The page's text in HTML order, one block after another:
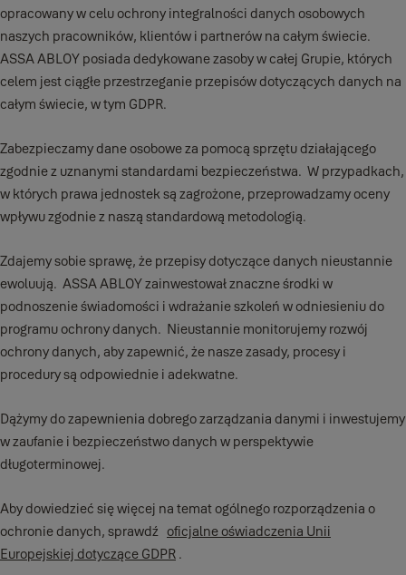
opracowany w celu ochrony integralności danych osobowych
naszych pracowników, klientów i partnerów na całym świecie.
ASSA ABLOY posiada dedykowane zasoby w całej Grupie, których
celem jest ciągłe przestrzeganie przepisów dotyczących danych na
całym świecie, w tym GDPR.
Zabezpieczamy dane osobowe za pomocą sprzętu działającego
zgodnie z uznanymi standardami bezpieczeństwa. W przypadkach,
w których prawa jednostek są zagrożone, przeprowadzamy oceny
wpływu zgodnie z naszą standardową metodologią.
Zdajemy sobie sprawę, że przepisy dotyczące danych nieustannie
ewoluują. ASSA ABLOY zainwestował znaczne środki w
podnoszenie świadomości i wdrażanie szkoleń w odniesieniu do
programu ochrony danych. Nieustannie monitorujemy rozwój
ochrony danych, aby zapewnić, że nasze zasady, procesy i
procedury są odpowiednie i adekwatne.
Dążymy do zapewnienia dobrego zarządzania danymi i inwestujemy
w zaufanie i bezpieczeństwo danych w perspektywie
długoterminowej.
Aby dowiedzieć się więcej na temat ogólnego rozporządzenia o
ochronie danych, sprawdź oficjalne oświadczenia Unii
Europejskiej dotyczące GDPR .